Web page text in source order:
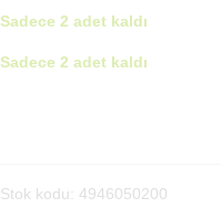
Sadece 2 adet kaldı
Sadece 2 adet kaldı
Stok kodu: 4946050200